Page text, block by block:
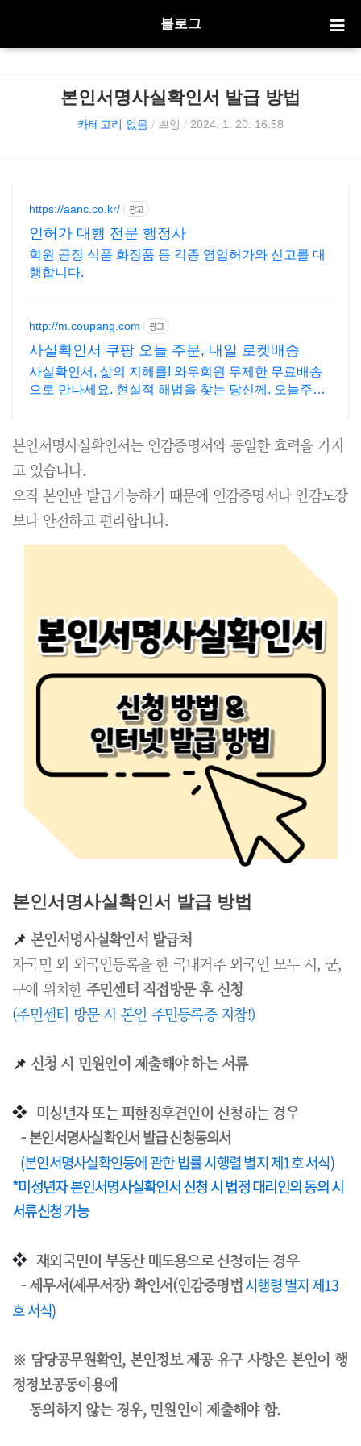
블로그
본인서명사실확인서 발급 방법
카테고리 없음 / 쁘잉 / 2024. 1. 20. 16:58
https://aanc.co.kr/ 광고
인허가 대행 전문 행정사
학원 공장 식품 화장품 등 각종 영업허가와 신고를 대
행합니다.
http://m.coupang.com 광고
사실확인서 쿠팡 오늘 주문, 내일 로켓배송
사실확인서, 삶의 지혜를! 와우회원 무제한 무료배송
으로 만나세요. 현실적 해법을 찾는 당신께. 오늘주문
본인서명사실확인서는 인감증명서와 동일한 효력을 가지
고 있습니다.
오직 본인만 발급가능하기 때문에 인감증명서나 인감도장
보다 안전하고 편리합니다.
본인서명사실확인서 발급 방법
📌 본인서명사실확인서 발급처
자국민 외 외국인등록을 한 국내거주 외국인 모두 시, 군,
구에 위치한주민센터 직접방문 후 신청
(주민센터 방문 시 본인 주민등록증 지참!)
📌 신청 시 민원인이 제출해야 하는 서류
❖미성년자 또는 피한정후견인이 신청하는 경우
-본인서명사실확인서 발급 신청동의서
(본인서명사실확인등에 관한 법률 시행렬 별지 제1호 서식)
*미성년자 본인서명사실확인서 신청 시 법정 대리인의 동의 시
서류신청 가능
❖재외국민이 부동산 매도용으로 신청하는 경우
- 세무서(세무서장) 확인서(인감증명법시행령 별지 제13
호 서식)
※ 담당공무원확인, 본인정보 제공 유구 사항은 본인이 행
정정보공동이용에
동의하지 않는 경우, 민원인이 제출해야 함.